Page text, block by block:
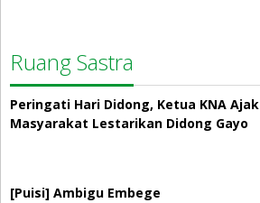
Ruang Sastra
Peringati Hari Didong, Ketua KNA Ajak
Masyarakat Lestarikan Didong Gayo
[Puisi] Ambigu Embege